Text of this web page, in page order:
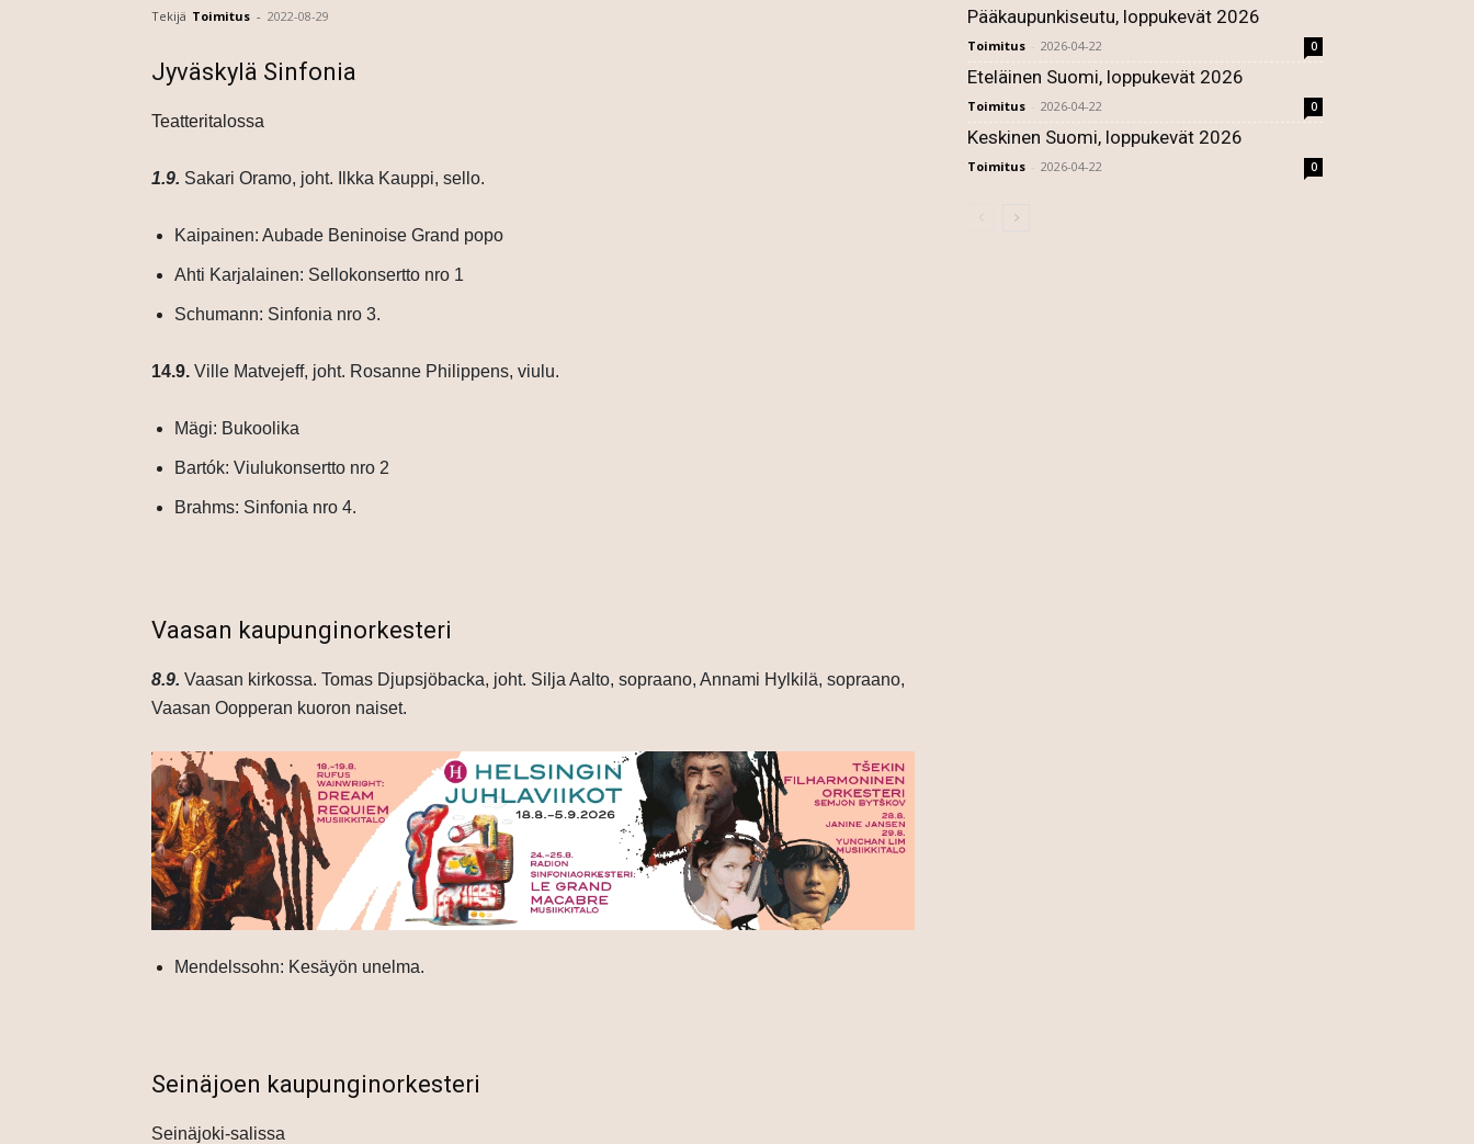
Tekijä Toimitus - 2022-08-29
Jyväskylä Sinfonia
Teatteritalossa
1.9. Sakari Oramo, joht. Ilkka Kauppi, sello.
Kaipainen: Aubade Beninoise Grand popo
Ahti Karjalainen: Sellokonsertto nro 1
Schumann: Sinfonia nro 3.
14.9. Ville Matvejeff, joht. Rosanne Philippens, viulu.
​Mägi: Bukoolika
Bartók: Viulukonsertto nro 2
Brahms: Sinfonia nro 4.
Vaasan kaupunginorkesteri
8.9. Vaasan kirkossa. Tomas Djupsjöbacka, joht. Silja Aalto, sopraano, Annami Hylkilä, sopraano,
Vaasan Oopperan kuoron naiset.
Mendelssohn: Kesäyön unelma.
Seinäjoen kaupunginorkesteri
Seinäjoki-salissa
Pääkaupunkiseutu, loppukevät 2026
Toimitus - 2026-04-22 0
Eteläinen Suomi, loppukevät 2026
Toimitus - 2026-04-22 0
Keskinen Suomi, loppukevät 2026
Toimitus - 2026-04-22 0